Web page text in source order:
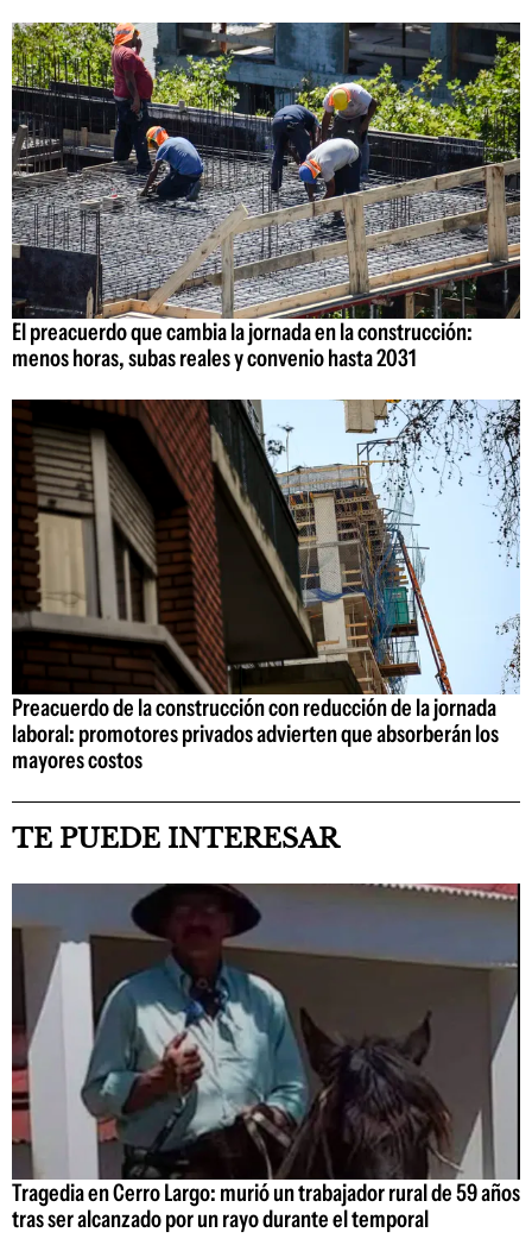
El preacuerdo que cambia la jornada en la construcción:
menos horas, subas reales y convenio hasta 2031
Preacuerdo de la construcción con reducción de la jornada
laboral: promotores privados advierten que absorberán los
mayores costos
TE PUEDE INTERESAR
Tragedia en Cerro Largo: murió un trabajador rural de 59 años
tras ser alcanzado por un rayo durante el temporal